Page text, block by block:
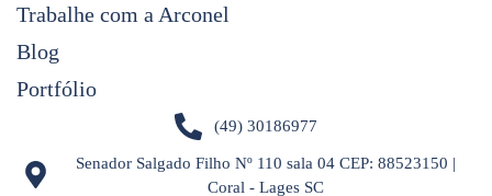
Trabalhe com a Arconel
Blog
Portfólio
(49) 30186977
Senador Salgado Filho Nº 110 sala 04 CEP: 88523150 |
Coral - Lages SC